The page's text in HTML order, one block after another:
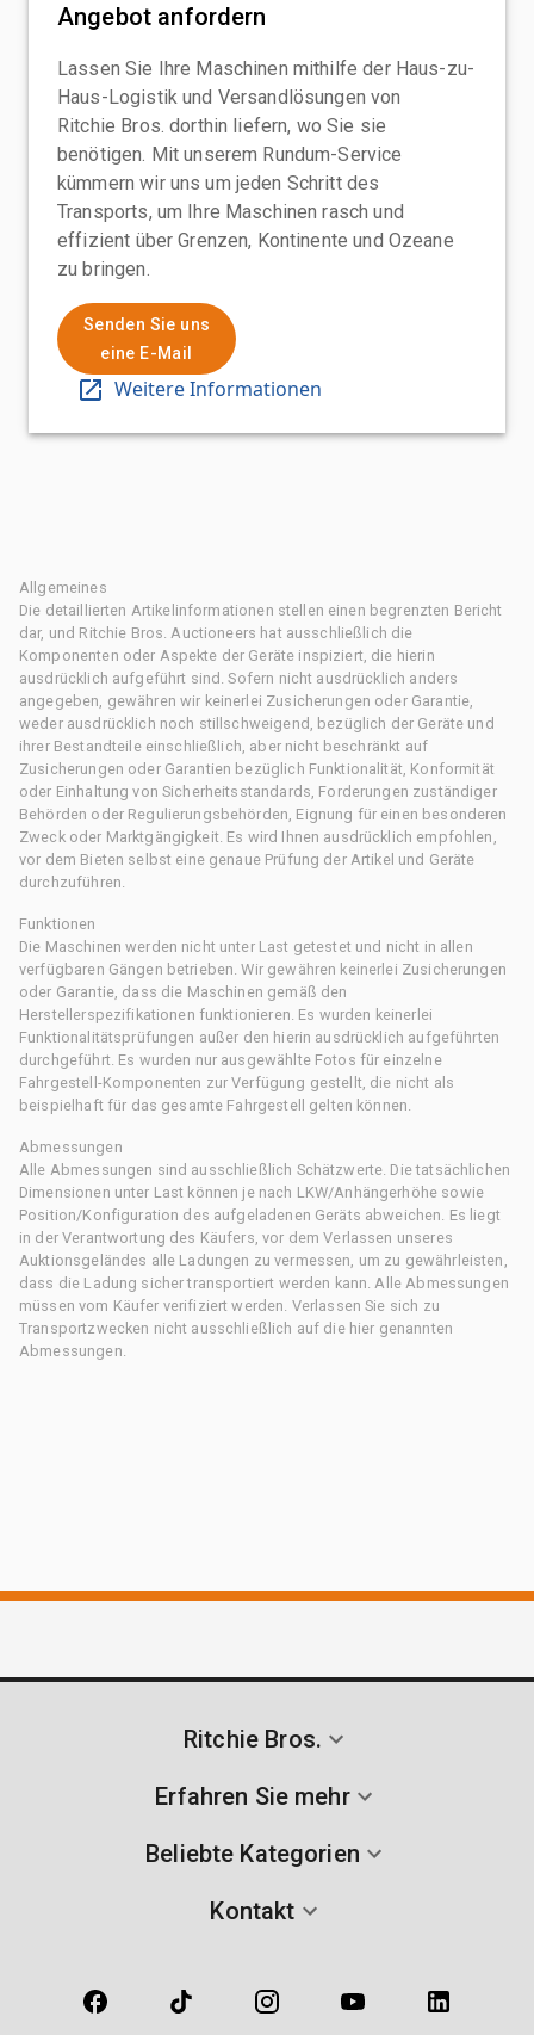
Angebot anfordern
Lassen Sie Ihre Maschinen mithilfe der Haus-zu-
Haus-Logistik und Versandlösungen von
Ritchie Bros. dorthin liefern, wo Sie sie
benötigen. Mit unserem Rundum-Service
kümmern wir uns um jeden Schritt des
Transports, um Ihre Maschinen rasch und
effizient über Grenzen, Kontinente und Ozeane
zu bringen.
Senden Sie uns
eine E-Mail
Weitere Informationen
Allgemeines
Die detaillierten Artikelinformationen stellen einen begrenzten Bericht
dar, und Ritchie Bros. Auctioneers hat ausschließlich die
Komponenten oder Aspekte der Geräte inspiziert, die hierin
ausdrücklich aufgeführt sind. Sofern nicht ausdrücklich anders
angegeben, gewähren wir keinerlei Zusicherungen oder Garantie,
weder ausdrücklich noch stillschweigend, bezüglich der Geräte und
ihrer Bestandteile einschließlich, aber nicht beschränkt auf
Zusicherungen oder Garantien bezüglich Funktionalität, Konformität
oder Einhaltung von Sicherheitsstandards, Forderungen zuständiger
Behörden oder Regulierungsbehörden, Eignung für einen besonderen
Zweck oder Marktgängigkeit. Es wird Ihnen ausdrücklich empfohlen,
vor dem Bieten selbst eine genaue Prüfung der Artikel und Geräte
durchzuführen.
Funktionen
Die Maschinen werden nicht unter Last getestet und nicht in allen
verfügbaren Gängen betrieben. Wir gewähren keinerlei Zusicherungen
oder Garantie, dass die Maschinen gemäß den
Herstellerspezifikationen funktionieren. Es wurden keinerlei
Funktionalitätsprüfungen außer den hierin ausdrücklich aufgeführten
durchgeführt. Es wurden nur ausgewählte Fotos für einzelne
Fahrgestell-Komponenten zur Verfügung gestellt, die nicht als
beispielhaft für das gesamte Fahrgestell gelten können.
Abmessungen
Alle Abmessungen sind ausschließlich Schätzwerte. Die tatsächlichen
Dimensionen unter Last können je nach LKW/Anhängerhöhe sowie
Position/Konfiguration des aufgeladenen Geräts abweichen. Es liegt
in der Verantwortung des Käufers, vor dem Verlassen unseres
Auktionsgeländes alle Ladungen zu vermessen, um zu gewährleisten,
dass die Ladung sicher transportiert werden kann. Alle Abmessungen
müssen vom Käufer verifiziert werden. Verlassen Sie sich zu
Transportzwecken nicht ausschließlich auf die hier genannten
Abmessungen.
Ritchie Bros.
Erfahren Sie mehr
Beliebte Kategorien
Kontakt